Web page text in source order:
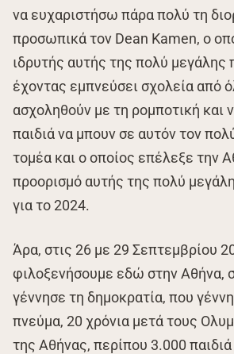
να ευχαριστήσω πάρα πολύ τη
προσωπικά τον Dean Kamen, ο
ιδρυτής αυτής της πολύ μεγάλης
έχοντας εμπνεύσει σχολεία από
ασχοληθούν με τη ρομποτική και
παιδιά να μπουν σε αυτόν τον
τομέα και ο οποίος επέλεξε την
προορισμό αυτής της πολύ
για το 2024.
Άρα, στις 26 με 29 Σεπτεμβρίου
φιλοξενήσουμε εδώ στην Αθήνα,
γέννησε τη δημοκρατία, που
πνεύμα, 20 χρόνια μετά τους
της Αθήνας, περίπου 3.000